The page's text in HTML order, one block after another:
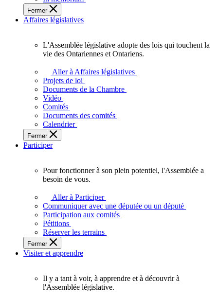
de
l'Assemblée
législative
l'Ontario.
Fermer
Affaires législatives
L'Assemblée
adopte
touchent
des
Ontariennes
et
L'Assemblée législative adopte des lois qui touchent la
vie des Ontariennes et Ontariens.
Aller à Affaires législatives
Projets de loi
Documents de la Chambre
Vidéo
Comités
Documents des comités
Calendrier
Fermer
Participer
plein
potentiel,
l'Assemblée
a
besoin
de
Pour fonctionner à son plein potentiel, l'Assemblée a
besoin de vous.
Aller à Participer
Communiquer avec une députée ou un député
Participation aux comités
Pétitions
Réserver les terrains
Fermer
Visiter et apprendre
Il y a tant à voir, à apprendre et à découvrir à
l'Assemblée législative.